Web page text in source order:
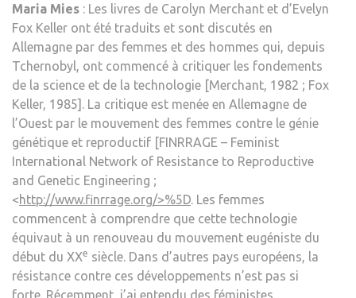
Maria Mies : Les livres de Carolyn Merchant et d’Evelyn
Fox Keller ont été traduits et sont discutés en
Allemagne par des femmes et des hommes qui, depuis
Tchernobyl, ont commencé à critiquer les fondements
de la science et de la technologie [Merchant, 1982 ; Fox
Keller, 1985]. La critique est menée en Allemagne de
l’Ouest par le mouvement des femmes contre le génie
génétique et reproductif [FINRRAGE – Feminist
International Network of Resistance to Reproductive
and Genetic Engineering ;
<http://www.finrrage.org/>%5D. Les femmes
commencent à comprendre que cette technologie
équivaut à un renouveau du mouvement eugéniste du
début du XXe siècle. Dans d’autres pays européens, la
résistance contre ces développements n’est pas si
forte. Récemment, j’ai entendu des féministes